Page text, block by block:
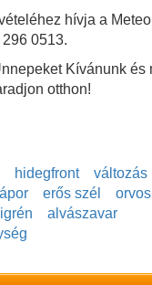
hívja a
0513.
Kívánunk és
otthon!
hidegfront változás
erős szél
alvászavar